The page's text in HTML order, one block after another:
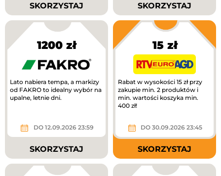
SKORZYSTAJ SKORZYSTAJ
1200 zł
Lato nabiera tempa, a markizy
od FAKRO to idealny wybór na
upalne, letnie dni.
DO 12.09.2026 23:59
SKORZYSTAJ
15 zł
Rabat w wysokości 15 zł przy
zakupie min. 2 produktów i
min. wartości koszyka min.
400 zł!
DO 30.09.2026 23:45
SKORZYSTAJ